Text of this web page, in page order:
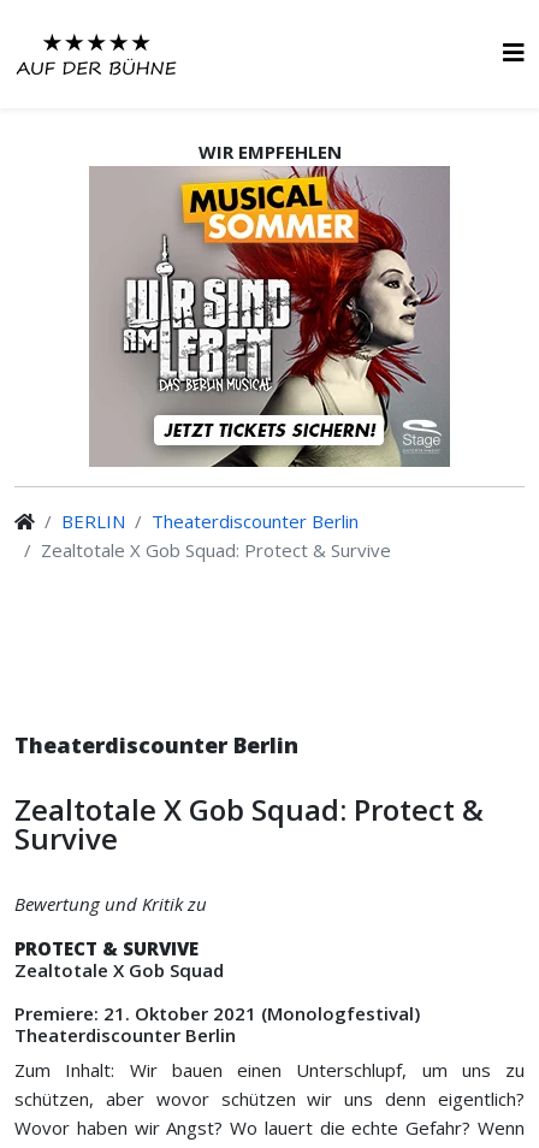
WIR EMPFEHLEN
BERLIN
Theaterdiscounter Berlin
Zealtotale X Gob Squad: Protect & Survive
Theaterdiscounter Berlin
Zealtotale X Gob Squad: Protect &
Survive
Bewertung und Kritik zu
PROTECT & SURVIVE
Zealtotale X Gob Squad
Premiere: 21. Oktober 2021 (Monologfestival)
Theaterdiscounter Berlin
Zum Inhalt: Wir bauen einen Unterschlupf, um uns zu
schützen, aber wovor schützen wir uns denn eigentlich?
Wovor haben wir Angst? Wo lauert die echte Gefahr? Wenn